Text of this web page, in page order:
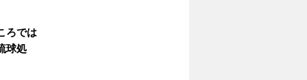
ろでは
球処